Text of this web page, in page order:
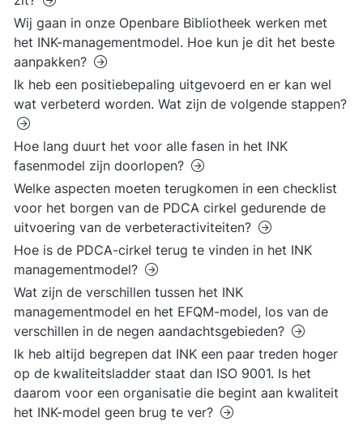
Wij gaan in onze Openbare Bibliotheek werken met
het INK-managementmodel. Hoe kun je dit het beste
aanpakken?
Ik heb een positiebepaling uitgevoerd en er kan wel
wat verbeterd worden. Wat zijn de volgende stappen?
Hoe lang duurt het voor alle fasen in het INK
fasenmodel zijn doorlopen?
Welke aspecten moeten terugkomen in een checklist
voor het borgen van de PDCA cirkel gedurende de
uitvoering van de verbeteractiviteiten?
Hoe is de PDCA-cirkel terug te vinden in het INK
managementmodel?
Wat zijn de verschillen tussen het INK
managementmodel en het EFQM-model, los van de
verschillen in de negen aandachtsgebieden?
Ik heb altijd begrepen dat INK een paar treden hoger
op de kwaliteitsladder staat dan ISO 9001. Is het
daarom voor een organisatie die begint aan kwaliteit
het INK-model geen brug te ver?